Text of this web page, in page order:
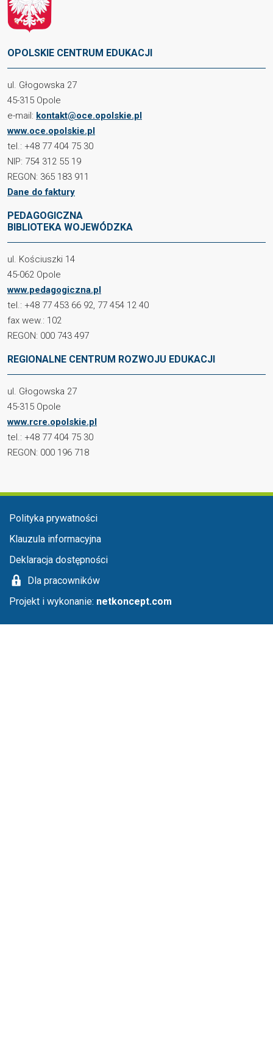
OPOLSKIE CENTRUM EDUKACJI
ul. Głogowska 27
45-315 Opole
e-mail: kontakt@oce.opolskie.pl
www.oce.opolskie.pl
tel.: +48 77 404 75 30
NIP: 754 312 55 19
REGON: 365 183 911
Dane do faktury
PEDAGOGICZNA
BIBLIOTEKA WOJEWÓDZKA
ul. Kościuszki 14
45-062 Opole
www.pedagogiczna.pl
tel.: +48 77 453 66 92, 77 454 12 40
fax wew.: 102
REGON: 000 743 497
REGIONALNE CENTRUM ROZWOJU EDUKACJI
ul. Głogowska 27
45-315 Opole
www.rcre.opolskie.pl
tel.: +48 77 404 75 30
REGON: 000 196 718
Menu stopka
Polityka prywatności
Klauzula informacyjna
Deklaracja dostępności
Dla pracowników
Projekt i wykonanie: netkoncept.com